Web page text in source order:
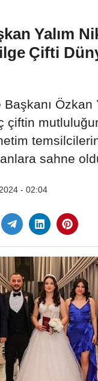
Yalım
Çifti
Özkan
çiftin
sahne
- 02:04